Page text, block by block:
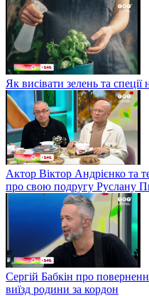
Як висівати зелень та спеції
Актор Віктор Андрієнко та
про свою подругу Руслану
Сергій Бабкін про
виїзд родини за кордон